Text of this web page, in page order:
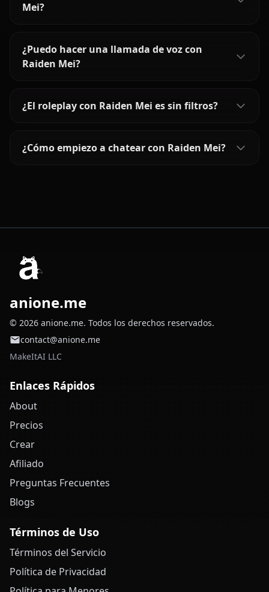
Mei?
¿Puedo hacer una llamada de voz con
Raiden Mei?
¿El roleplay con Raiden Mei es sin filtros?
¿Cómo empiezo a chatear con Raiden Mei?
anione.me
© 2026 anione.me. Todos los derechos reservados.
contact@anione.me
MakeItAI LLC
Enlaces Rápidos
About
Precios
Crear
Afiliado
Preguntas Frecuentes
Blogs
Términos de Uso
Términos del Servicio
Política de Privacidad